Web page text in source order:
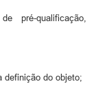
pré-qualificação,
definição do objeto;